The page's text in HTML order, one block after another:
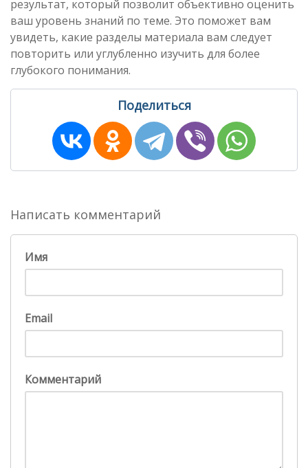
результат, который позволит объективно оценить
ваш уровень знаний по теме. Это поможет вам
увидеть, какие разделы материала вам следует
повторить или углубленно изучить для более
глубокого понимания.
Поделиться
Написать комментарий
Имя
Email
Комментарий